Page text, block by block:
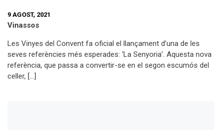
9 AGOST, 2021
Vinassos
Les Vinyes del Convent fa oficial el llançament d’una de les
seves referències més esperades: ‘La Senyoria’. Aquesta nova
referència, que passa a convertir-se en el segon escumós del
celler, […]